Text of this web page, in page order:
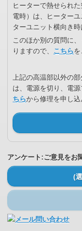
ヒーターで熱せられ
電時）は、ヒーター
ターユニット横向き
このほか別の質問に
りますので、 こちらを
上記の高温部以外の
は、電源を切り、電
ちらから修理を申し込
アンケート:ご意見をお
(